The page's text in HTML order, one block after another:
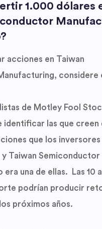
1.000 dólares
acciones en Taiwan
considere
de Motley Fool
identificar las que creen
que los
Taiwan Semiconductor
era una de ellas. Las 10
podrían producir
próximos años.